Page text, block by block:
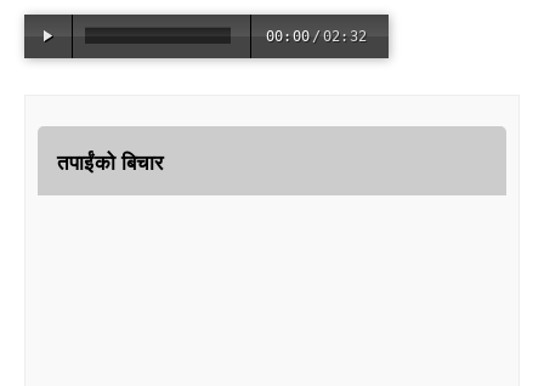
00:00 /02:32
तपाईंको बिचार